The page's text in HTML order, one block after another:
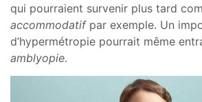
qui pourraient survenir plus tard
accommodatifpar exemple. Un
d’hypermétropie pourrait même
amblyopie.